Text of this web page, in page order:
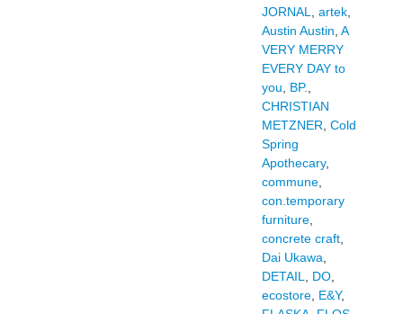
JORNAL artek,
Austin Austin A
VERY MERRY
EVERY DAY to
you
BP.
CHRISTIAN
METZNER Cold
Spring
Apothecary,
commune,
con.temporary
furniture,
concrete craft,
Dai Ukawa
DETAIL
DO,
ecostore, E&Y,